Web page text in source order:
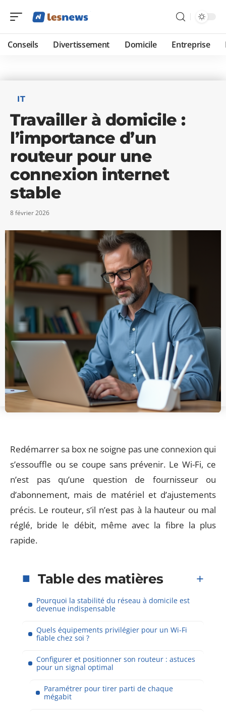
Conseils Divertissement Domicile Entreprise
IT
Travailler à domicile :
l’importance d’un
routeur pour une
connexion internet
stable
8 février 2026
Redémarrer sa box ne soigne pas une connexion qui
s’essouffle ou se coupe sans prévenir. Le Wi-Fi, ce
n’est pas qu’une question de fournisseur ou
d’abonnement, mais de matériel et d’ajustements
précis. Le routeur, s’il n’est pas à la hauteur ou mal
réglé, bride le débit, même avec la fibre la plus
rapide.
Table des matières
Pourquoi la stabilité du réseau à domicile est
devenue indispensable
Quels équipements privilégier pour un Wi-Fi
fiable chez soi ?
Configurer et positionner son routeur : astuces
pour un signal optimal
Paramétrer pour tirer parti de chaque
mégabit